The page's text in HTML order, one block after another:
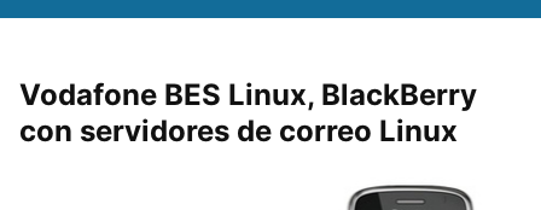
Vodafone BES Linux, BlackBerry
con servidores de correo Linux